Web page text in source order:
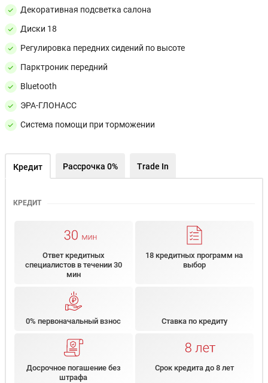
Декоративная подсветка салона
Диски 18
Регулировка передних сидений по высоте
Парктроник передний
Bluetooth
ЭРА-ГЛОНАСС
Система помощи при торможении
Кредит Рассрочка 0% Trade In
КРЕДИТ
Ответ кредитных
специалистов в течении 30
мин
18 кредитных программ на
выбор
0% первоначальный взнос Ставка по кредиту
Досрочное погашение без
штрафа
Срок кредита до 8 лет